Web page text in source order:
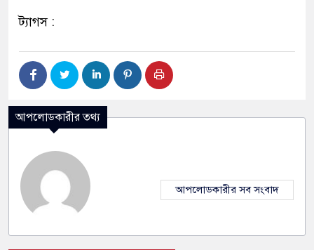
ট্যাগস :
আপলোডকারীর তথ্য
আপলোডকারীর সব সংবাদ